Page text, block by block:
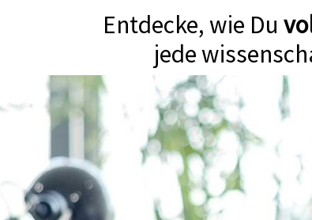
Entdecke, wie Du
jede